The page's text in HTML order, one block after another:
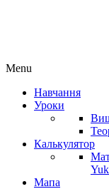
Menu
Навчання
Уроки
Калькулятор
Мапа